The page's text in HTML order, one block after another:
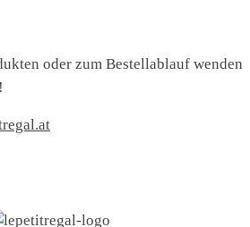
oder zum Bestellablauf wenden